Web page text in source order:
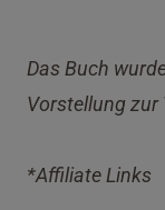
Das Buch
Vorstellung zur
*Affiliate Links